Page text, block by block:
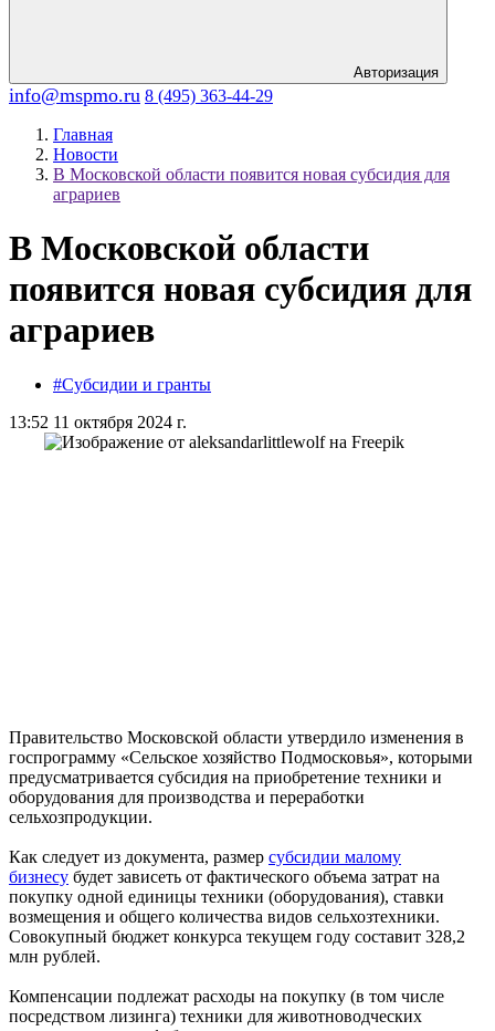
Авторизация
info@mspmo.ru 8 (495) 363-44-29
Главная
Новости
В Московской области появится новая субсидия для
аграриев
В Московской области
появится новая субсидия для
аграриев
#Субсидии и гранты
13:52 11 октября 2024 г.
Правительство Московской области утвердило изменения в
госпрограмму «Сельское хозяйство Подмосковья», которыми
предусматривается субсидия на приобретение техники и
оборудования для производства и переработки
сельхозпродукции.
Как следует из документа, размер субсидии малому
бизнесу будет зависеть от фактического объема затрат на
покупку одной единицы техники (оборудования), ставки
возмещения и общего количества видов сельхозтехники.
Совокупный бюджет конкурса текущем году составит 328,2
млн рублей.
Компенсации подлежат расходы на покупку (в том числе
посредством лизинга) техники для животноводческих